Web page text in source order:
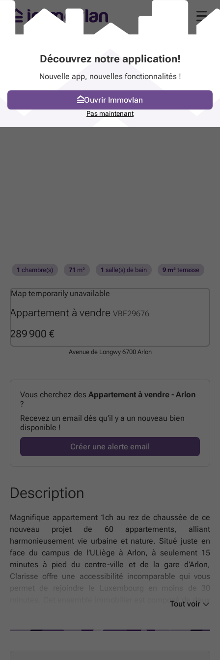
Appartement à vendre VBE29676
289 900 €
1 chambre(s) 71 m² 1 salle(s) de bain 9 m² terrasse
Map temporarily unavailable
Avenue de Longwy 6700 Arlon
Vous cherchez des Appartement à vendre - Arlon
?
Recevez un email dès qu’il y a un nouveau bien
disponible !
Créer une alerte email
Description
Magnifique appartement 1ch au rez de chaussée de ce
nouveau projet de 60 appartements, alliant
harmonieusement vie urbaine et nature. Situé juste en
face du campus de l’ULiège à Arlon, à seulement 15
minutes à pied du centre-ville et de la gare d’Arlon,
Clarisse offre une accessibilité incomparable qui vous
permet de rejoindre le Luxembourg en moins de 30
minutes. Cet ensemble immobilier est composé de deux
Tout voir
Découvrez notre application!
Nouvelle app, nouvelles fonctionnalités !
Ouvrir Immovlan
Pas maintenant